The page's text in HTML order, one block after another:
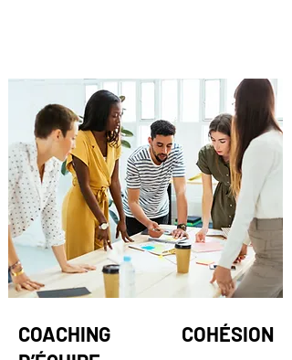
COACHING COHÉSION